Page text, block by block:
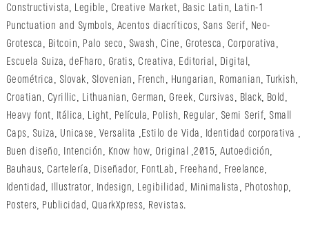
Constructivista, Legible , Creative Market, Basic Latin, Latin-1
Punctuation and Symbols, Acentos diacríticos, Sans Serif, Neo-
Grotesca , Bitcoin, Palo seco , Swash , Cine , Grotesca , Corporativa ,
Escuela Suiza,deFharo , Gratis, Creativa, Editorial , Digital ,
Geométrica , Slovak, Slovenian , French , Hungarian, Romanian, Turkish,
Croatian , Cyrillic, Lithuanian, German, Greek, Cursivas, Black, Bold ,
Heavy font, Itálica, Light, Película, Polish, Regular, Semi Serif, Small
Caps, Suiza, Unicase , Versalita , Estilo de Vida , Identidad corporativa ,
Buen diseño, Intención , Know how, Original ,2015,Autoedición,
Bauhaus, Cartelería, Diseñador, FontLab , Freehand , Freelance,
Identidad , Illustrator, Indesign, Legibilidad , Minimalista , Photoshop,
Posters, Publicidad , QuarkXpress, Revistas.